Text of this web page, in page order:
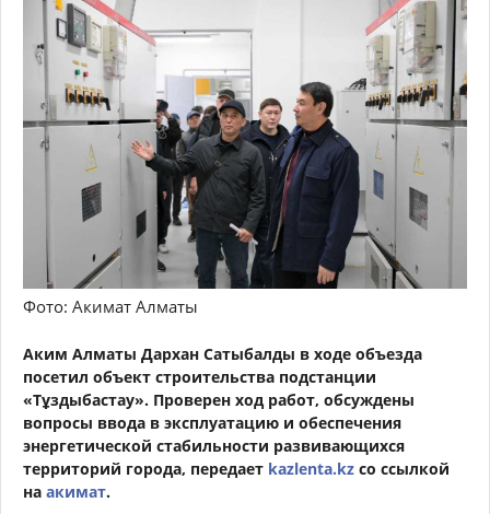
Фото: Акимат Алматы
Аким Алматы Дархан Сатыбалды в ходе объезда
посетил объект строительства подстанции
«Тұздыбастау». Проверен ход работ, обсуждены
вопросы ввода в эксплуатацию и обеспечения
энергетической стабильности развивающихся
территорий города, передает kazlenta.kz со ссылкой
на акимат.